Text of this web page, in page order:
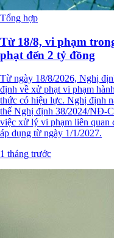
Tổng hợp
Từ 18/8, vi phạm
phạt đến 2 tỷ đồng
Từ ngày 18/8/2026, Nghị
định về xử phạt vi phạm
thức có hiệu lực. Nghị định
thế Nghị định 38/2024/NĐ-
việc xử lý vi phạm liên quan
áp dụng từ ngày 1/1/2027.
1 tháng trước